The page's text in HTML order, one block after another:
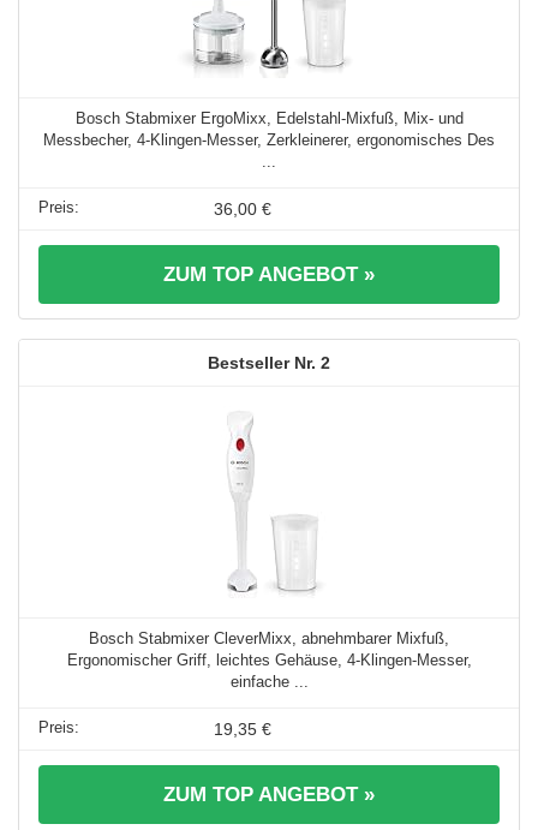
Bosch Stabmixer ErgoMixx, Edelstahl-Mixfuß, Mix- und
Messbecher, 4-Klingen-Messer, Zerkleinerer, ergonomisches Des
36,00 €
ZUM TOP ANGEBOT »
2
Bosch Stabmixer CleverMixx, abnehmbarer Mixfuß,
Ergonomischer Griff, leichtes Gehäuse, 4-Klingen-Messer,
einfache ...
19,35 €
ZUM TOP ANGEBOT »